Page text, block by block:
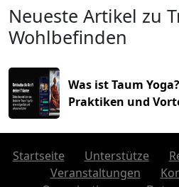
Neueste Artikel zu
Wohlbefinden
Was ist Taum
Praktiken und
Startseite Unterstütze
Veranstaltungen